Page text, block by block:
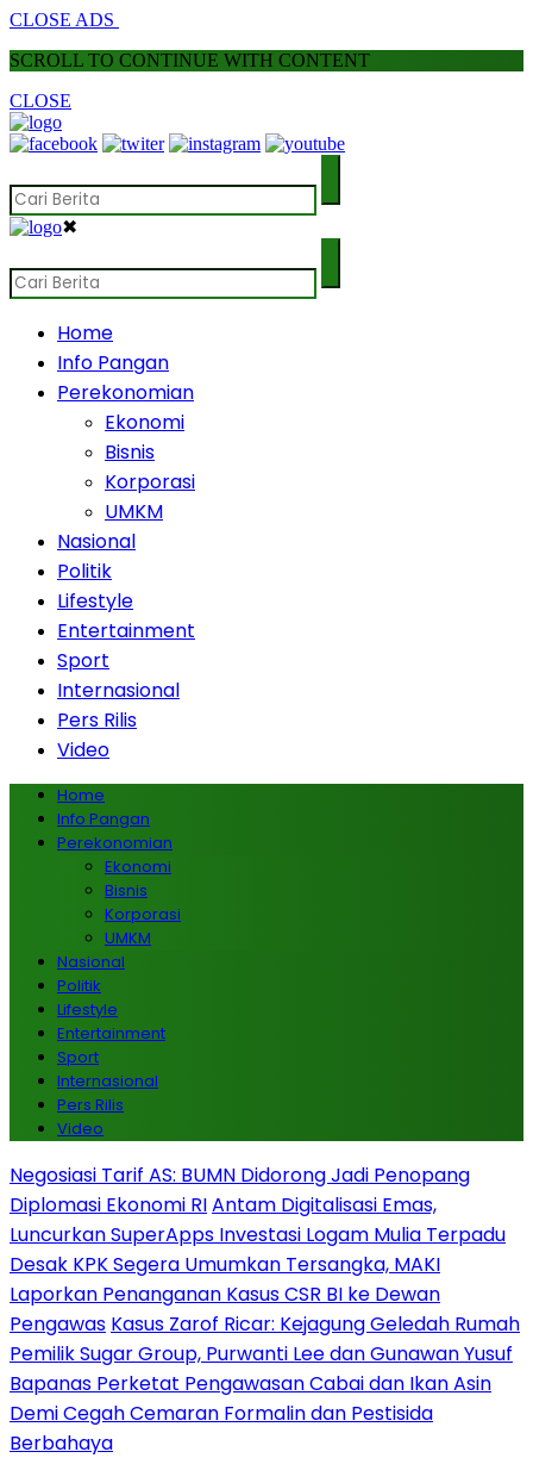
CLOSE ADS
SCROLL TO CONTINUE WITH CONTENT
CLOSE
✖
Home
Info Pangan
Perekonomian
Ekonomi
Bisnis
Korporasi
UMKM
Nasional
Politik
Lifestyle
Entertainment
Sport
Internasional
Pers Rilis
Video
Home
Info Pangan
Perekonomian
Ekonomi
Bisnis
Korporasi
UMKM
Nasional
Politik
Lifestyle
Entertainment
Sport
Internasional
Pers Rilis
Video
Negosiasi Tarif AS: BUMN Didorong Jadi Penopang
Diplomasi Ekonomi RIAntam Digitalisasi Emas,
Luncurkan SuperApps Investasi Logam Mulia Terpadu
Desak KPK Segera Umumkan Tersangka, MAKI
Laporkan Penanganan Kasus CSR BI ke Dewan
Pengawas Kasus Zarof Ricar: Kejagung Geledah Rumah
Pemilik Sugar Group, Purwanti Lee dan Gunawan Yusuf
Bapanas Perketat Pengawasan Cabai dan Ikan Asin
Demi Cegah Cemaran Formalin dan Pestisida
Berbahaya